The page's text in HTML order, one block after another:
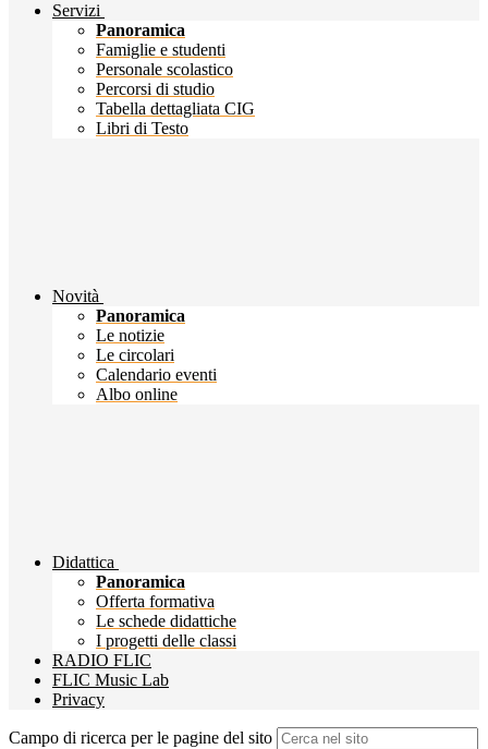
Servizi
Panoramica
Famiglie e studenti
Personale scolastico
Percorsi di studio
Tabella dettagliata CIG
Libri di Testo
Novità
Panoramica
Le notizie
Le circolari
Calendario eventi
Albo online
Didattica
Panoramica
Offerta formativa
Le schede didattiche
I progetti delle classi
RADIO FLIC
FLIC Music Lab
Privacy
Campo di ricerca per le pagine del sito